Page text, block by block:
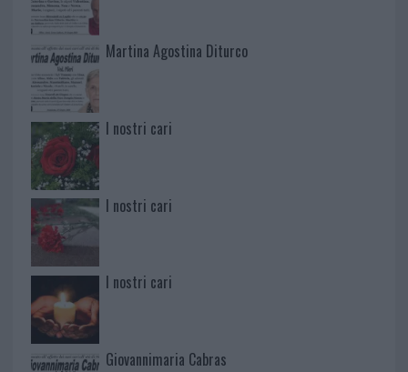
Martina Agostina Diturco
I nostri cari
I nostri cari
I nostri cari
Giovannimaria Cabras